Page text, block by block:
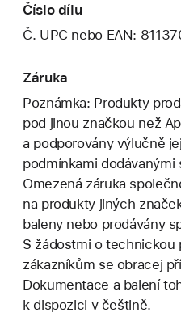
Číslo dílu
Č. UPC nebo EAN:
Záruka
Poznámka: Produkty
pod jinou značkou než
a podporovány výlučně
podmínkami
Omezená záruka
na produkty jiných
baleny nebo prodávány
S žádostmi o technickou
zákazníkům se obracej
Dokumentace a balení
k dispozici v češtině.